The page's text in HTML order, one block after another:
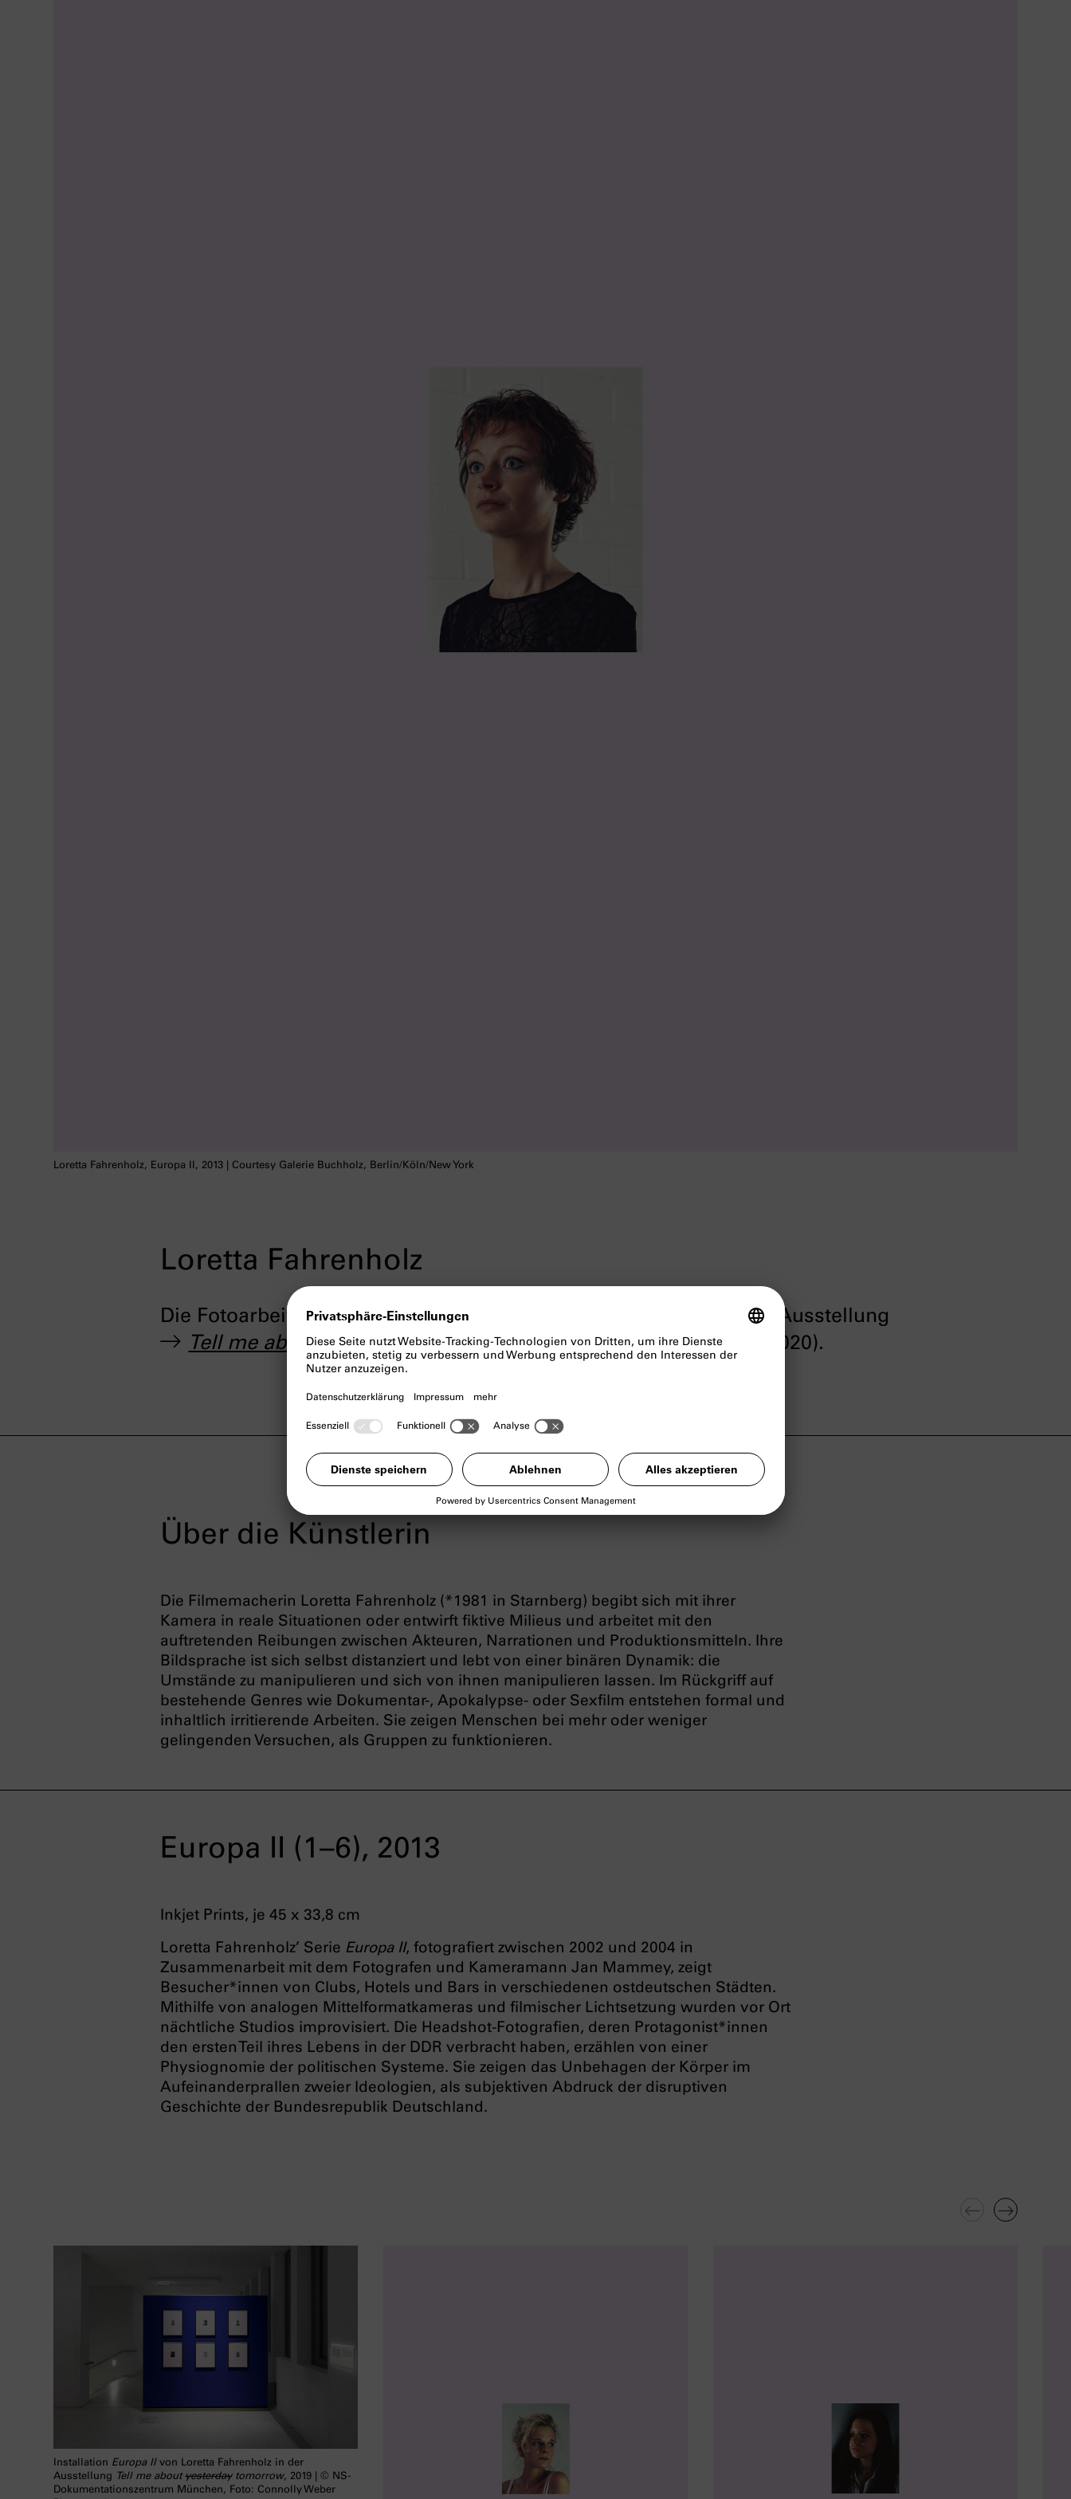
Loretta Fahrenholz, Europa II, 2013 | Courtesy Galerie Buchholz, Berlin/Köln/New York
Loretta Fahrenholz
Die Fotoarbeit Europa II (1–6)von Loretta Fahrenholz war Teil der Ausstellung
Tell me aboutyesterdaytomorrow(28. Nov. 2019 bis 18. Okt. 2020).
Über die Künstlerin
Die Filmemacherin Loretta Fahrenholz (*1981 in Starnberg) begibt sich mit ihrer
Kamera in reale Situationen oder entwirft fiktive Milieus und arbeitet mit den
auftretenden Reibungen zwischen Akteuren, Narrationen und Produktionsmitteln. Ihre
Bildsprache ist sich selbst distanziert und lebt von einer binären Dynamik: die
Umstände zu manipulieren und sich von ihnen manipulieren lassen. Im Rückgriff auf
bestehende Genres wie Dokumentar-, Apokalypse- oder Sexfilm entstehen formal und
inhaltlich irritierende Arbeiten. Sie zeigen Menschen bei mehr oder weniger
gelingenden Versuchen, als Gruppen zu funktionieren.
Europa II (1–6), 2013
Inkjet Prints, je 45 x 33,8 cm
Loretta Fahrenholz’ Serie Europa II, fotografiert zwischen 2002 und 2004 in
Zusammenarbeit mit dem Fotografen und Kameramann Jan Mammey, zeigt
Besucher*innen von Clubs, Hotels und Bars in verschiedenen ostdeutschen Städten.
Mithilfe von analogen Mittelformatkameras und filmischer Lichtsetzung wurden vor Ort
nächtliche Studios improvisiert. Die Headshot-Fotografien, deren Protagonist*innen
den ersten Teil ihres Lebens in der DDR verbracht haben, erzählen von einer
Physiognomie der politischen Systeme. Sie zeigen das Unbehagen der Körper im
Aufeinanderprallen zweier Ideologien, als subjektiven Abdruck der disruptiven
Geschichte der Bundesrepublik Deutschland.
Installation Europa IIvon Loretta Fahrenholz in der
Ausstellung Tell me about yesterdaytomorrow, 2019 | © NS-
Dokumentationszentrum München, Foto: Connolly Weber